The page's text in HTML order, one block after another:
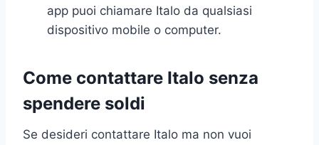
app puoi chiamare Italo da qualsiasi
dispositivo mobile o computer.
Come contattare Italo senza
spendere soldi
Se desideri contattare Italo ma non vuoi